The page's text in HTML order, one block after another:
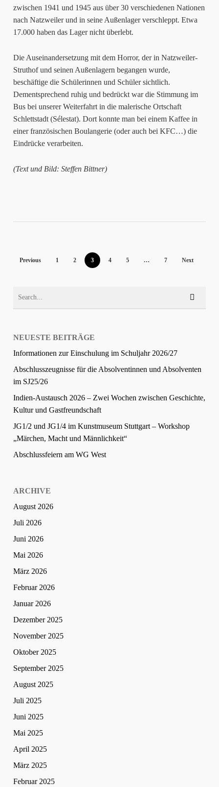
zwischen 1941 und 1945 aus über 30 verschiedenen Nationen
nach Natzweiler und in seine Außenlager verschleppt. Etwa
17.000 haben das Lager nicht überlebt.
Die Auseinandersetzung mit dem Horror, der in Natzweiler-
Struthof und seinen Außenlagern begangen wurde,
beschäftige die Schülerinnen und Schüler sichtlich.
Dementsprechend ruhig und bedrückt war die Stimmung im
Bus bei unserer Weiterfahrt in die malerische Ortschaft
Schlettstadt (Sélestat). Dort konnte man bei einem Kaffee in
einer französischen Boulangerie (oder auch bei KFC…) die
Eindrücke verarbeiten.
(Text und Bild: Steffen Bittner)
Previous 1 2 3 4 5 … 7 Next
NEUESTE BEITRÄGE
Informationen zur Einschulung im Schuljahr 2026/27
Abschlusszeugnisse für die Absolventinnen und Absolventen
im SJ25/26
Indien-Austausch 2026 – Zwei Wochen zwischen Geschichte,
Kultur und Gastfreundschaft
JG1/2 und JG1/4 im Kunstmuseum Stuttgart – Workshop
„Märchen, Macht und Männlichkeit“
Abschlussfeiern am WG West
ARCHIVE
August 2026
Juli 2026
Juni 2026
Mai 2026
März 2026
Februar 2026
Januar 2026
Dezember 2025
November 2025
Oktober 2025
September 2025
August 2025
Juli 2025
Juni 2025
Mai 2025
April 2025
März 2025
Februar 2025